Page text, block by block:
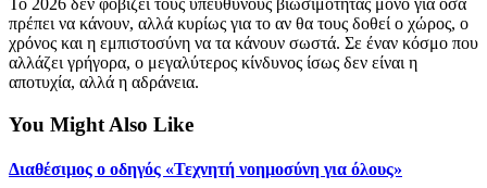
Το 2026 δεν φοβίζει τους υπεύθυνους βιωσιμότητας μόνο για όσα
πρέπει να κάνουν, αλλά κυρίως για το αν θα τους δοθεί ο χώρος, ο
χρόνος και η εμπιστοσύνη να τα κάνουν σωστά. Σε έναν κόσμο που
αλλάζει γρήγορα, ο μεγαλύτερος κίνδυνος ίσως δεν είναι η
αποτυχία, αλλά η αδράνεια.
You Might Also Like
Διαθέσιμος ο οδηγός «Τεχνητή νοημοσύνη για όλους»